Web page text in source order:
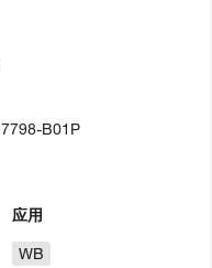
应用
WB
B01P